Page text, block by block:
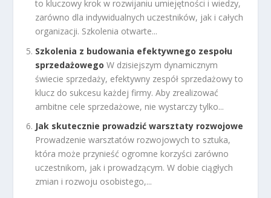
to kluczowy krok w rozwijaniu umiejętności i wiedzy,
zarówno dla indywidualnych uczestników, jak i całych
organizacji. Szkolenia otwarte...
Szkolenia z budowania efektywnego zespołu
sprzedażowego W dzisiejszym dynamicznym
świecie sprzedaży, efektywny zespół sprzedażowy to
klucz do sukcesu każdej firmy. Aby zrealizować
ambitne cele sprzedażowe, nie wystarczy tylko...
Jak skutecznie prowadzić warsztaty rozwojowe
Prowadzenie warsztatów rozwojowych to sztuka,
która może przynieść ogromne korzyści zarówno
uczestnikom, jak i prowadzącym. W dobie ciągłych
zmian i rozwoju osobistego,...